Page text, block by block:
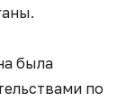
была
по